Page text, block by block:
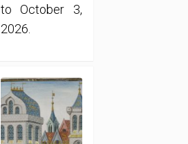
to October 3,
2026.